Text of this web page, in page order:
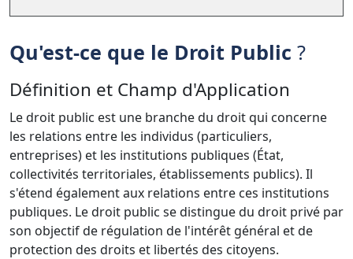
Qu'est-ce que le Droit Public ?
Définition et Champ d'Application
Le droit public est une branche du droit qui concerne
les relations entre les individus (particuliers,
entreprises) et les institutions publiques (État,
collectivités territoriales, établissements publics). Il
s'étend également aux relations entre ces institutions
publiques. Le droit public se distingue du droit privé par
son objectif de régulation de l'intérêt général et de
protection des droits et libertés des citoyens.